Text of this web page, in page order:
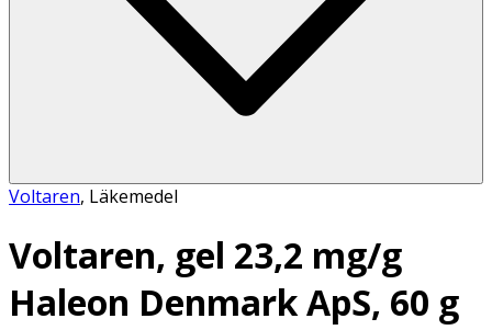
Voltaren, Läkemedel
Voltaren, gel 23,2 mg/g
Haleon Denmark ApS, 60 g